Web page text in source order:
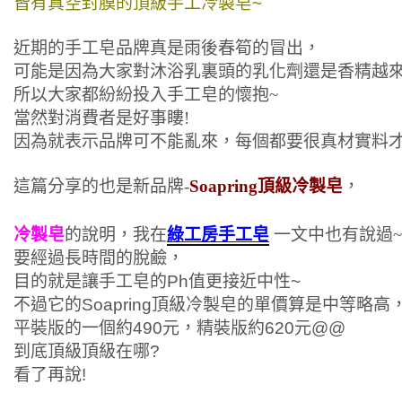
近期的手工皂品牌真是雨後春筍的冒出，
可能是因為大家對沐浴乳裏頭的乳化劑還是香精越
所以大家都紛紛投入手工皂的懷抱~
當然對消費者是好事瞜!
因為就表示品牌可不能亂來，每個都要很真材實料
這篇分享的也是新品牌-Soapring頂級冷製皂 ，
冷製皂的說明，我在綠工房手工皂 一文中也有說過~
要經過長時間的脫鹼，
目的就是讓手工皂的Ph值更接近中性~
不過它的Soapring頂級冷製皂的單價算是中等略高，
平裝版的一個約490元，精裝版約620元@@
到底頂級頂級在哪?
看了再說!